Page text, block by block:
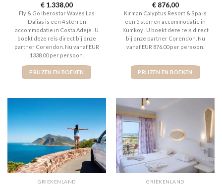
Gewaardeerd
4 uit 5
€ 1.338,00
Fly & Go Iberostar Waves Las
Dalias is een 4 sterren
accommodatie in Costa Adeje . U
boekt deze reis direct bij onze
partner Corendon. Nu vanaf EUR
1338.00 per persoon.
PRIJZEN EN BOEKEN
Gewaardeerd
5uit 5
€876,00
Kirman Calyptus Resort & Spa is
een 5 sterren accommodatie in
Kumkoy . U boekt deze reis direct
bij onze partner Corendon. Nu
vanaf EUR 876.00 per persoon.
PRIJZEN EN BOEKEN
GRIEKENLAND GRIEKENLAND